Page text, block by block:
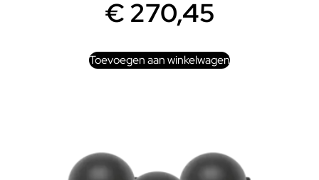
€270,45
Toevoegen aan winkelwagen